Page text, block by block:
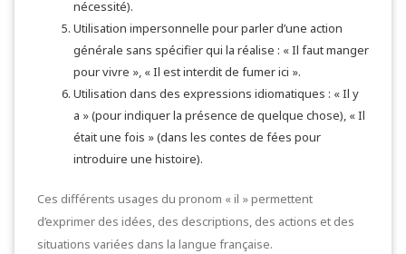
nécessité).
Utilisation impersonnelle pour parler d’une action
générale sans spécifier qui la réalise : « Il faut manger
pour vivre », « Il est interdit de fumer ici ».
Utilisation dans des expressions idiomatiques : « Il y
a » (pour indiquer la présence de quelque chose), « Il
était une fois » (dans les contes de fées pour
introduire une histoire).
Ces différents usages du pronom « il » permettent
d’exprimer des idées, des descriptions, des actions et des
situations variées dans la langue française.